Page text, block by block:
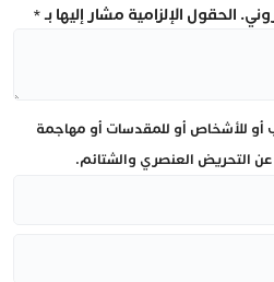
الحقول الإلزامية مشار إليها بـ*
أو للأشخاص أو للمقدسات أو مهاجمة
عن التحريض العنصري والشتائم.